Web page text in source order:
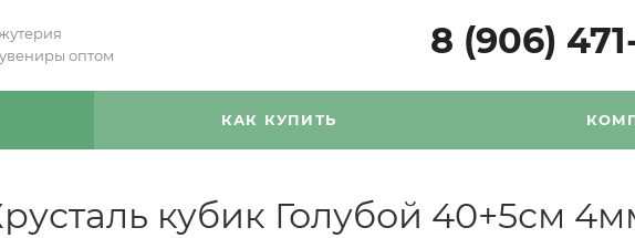
оптом
8 (906)
КАК КУПИТЬ
кубик Голубой 40+5см